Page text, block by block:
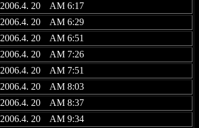
2006.4. 20 AM 6:17
2006.4. 20 AM 6:29
2006.4. 20 AM 6:51
2006.4. 20 AM 7:26
2006.4. 20 AM 7:51
2006.4. 20 AM 8:03
2006.4. 20 AM 8:37
2006.4. 20 AM 9:34